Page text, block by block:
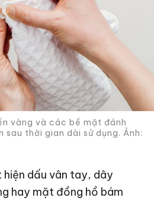
vàng và các bề mặt đánh
sau thời gian dài sử dụng. Ảnh:
hiện dấu vân tay, dây
hay mặt đồng hồ bám